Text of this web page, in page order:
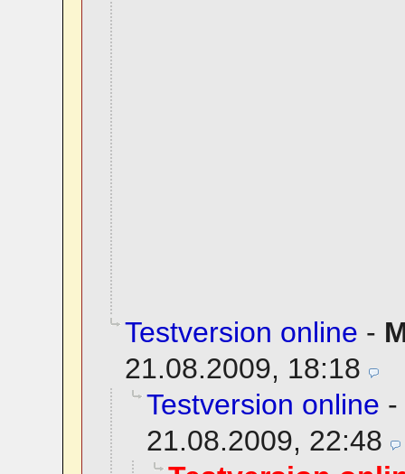
Testversion online -
21.08.2009, 18:18
Testversion online -
21.08.2009, 22:48